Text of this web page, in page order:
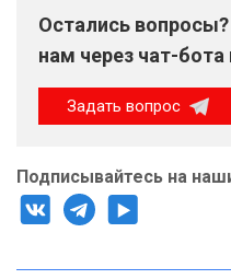
Остались
нам через чат-бота
Задать вопрос
Подписывайтесь на